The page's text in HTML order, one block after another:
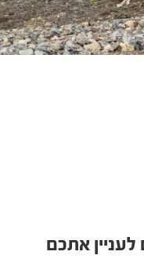
לעניין אתכם